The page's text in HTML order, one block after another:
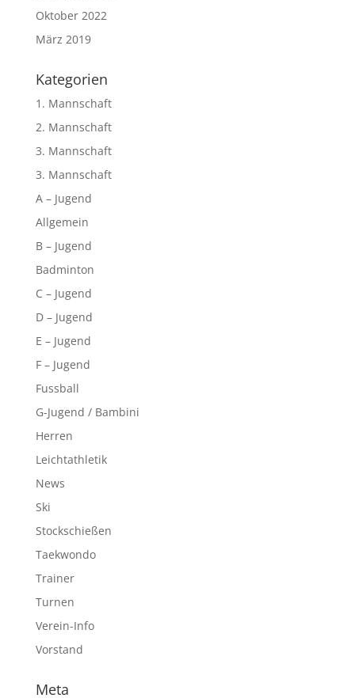
Oktober 2022
März 2019
Kategorien
1. Mannschaft
2. Mannschaft
3. Mannschaft
3. Mannschaft
A – Jugend
Allgemein
B – Jugend
Badminton
C – Jugend
D – Jugend
E – Jugend
F – Jugend
Fussball
G-Jugend / Bambini
Herren
Leichtathletik
News
Ski
Stockschießen
Taekwondo
Trainer
Turnen
Verein-Info
Vorstand
Meta